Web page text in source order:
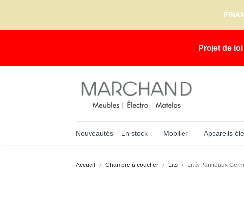
Projet de
Nouveautés En stock Mobilier Appareils
Accueil Chambre à coucher Lits Lit à Panneaux